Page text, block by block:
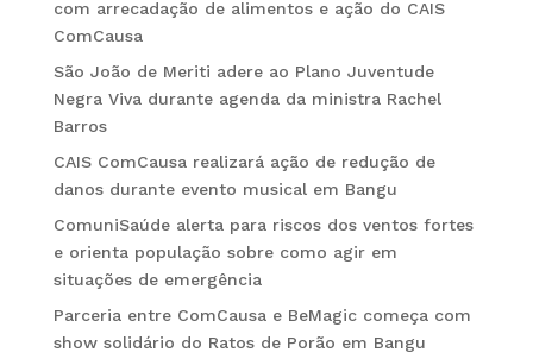
com arrecadação de alimentos e ação do CAIS
ComCausa
São João de Meriti adere ao Plano Juventude
Negra Viva durante agenda da ministra Rachel
Barros
CAIS ComCausa realizará ação de redução de
danos durante evento musical em Bangu
ComuniSaúde alerta para riscos dos ventos fortes
e orienta população sobre como agir em
situações de emergência
Parceria entre ComCausa e BeMagic começa com
show solidário do Ratos de Porão em Bangu